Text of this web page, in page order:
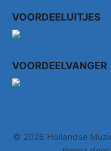
VOORDEELUITJES
VOORDEELVANGER
© 2026 Hollandse